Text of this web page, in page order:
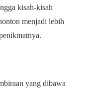
kisah-kisah
menjadi lebih
yang dibawa